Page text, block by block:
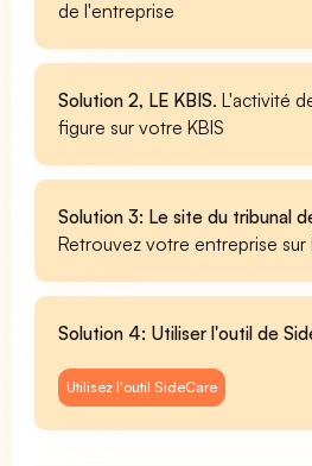
de l'entreprise
Solution 2, LE KBIS. L'activité
figure sur votre KBIS
Solution 3: Le site du tribunal
Retrouvez votre entreprise sur
Solution 4: Utiliser l'outil de
Utilisez l'outil SideCare